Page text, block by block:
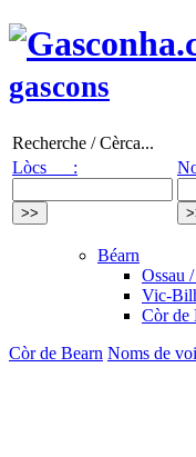
gascons
Recherche / Cèrca...
Lòcs :
Béarn
Ossau
Vic-
Còr de
Còr de Bearn Noms de